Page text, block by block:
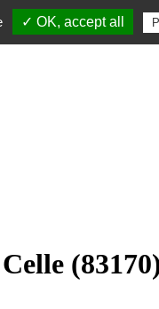
✓ OK, accept all